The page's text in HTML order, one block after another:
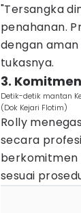
"Tersangka
penahanan.
dengan aman
tukasnya.
3.
Detik-detik mantan
(Dok Kejari Flotim)
Rolly
secara
berkomitmen
sesuai